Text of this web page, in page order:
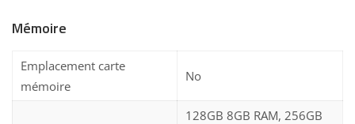
Mémoire
Emplacement carte
mémoire
No
128GB 8GB RAM, 256GB